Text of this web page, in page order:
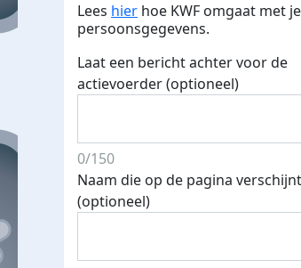
Streefbedrag
Lees hier hoe KWF omgaat met je
persoonsgegevens.
Laat een bericht achter voor de
actievoerder (optioneel)
0/150
Naam die op de pagina verschijnt
(optioneel)